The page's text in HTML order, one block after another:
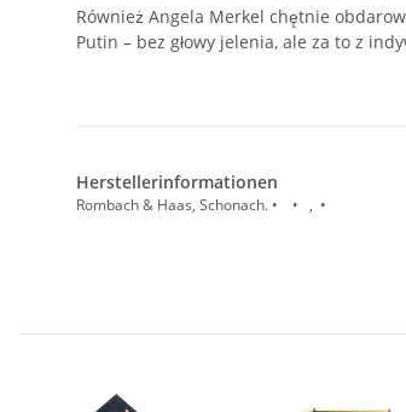
Również Angela Merkel chętnie
Putin – bez głowy jelenia, ale za to z
Herstellerinformationen
Rombach & Haas, Schonach. • • , •